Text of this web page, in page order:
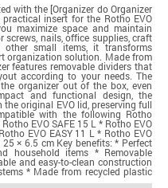
with the [Organizer do Organizer
insert for the Rotho EVO
maximize space and maintain
screws, nails, office supplies, craft
other small items, it transforms
organization solution. Made from
features removable dividers that
according to your needs. The
organizer out of the box, even
and functional design, the
original EVO lid, preserving full
with the following Rotho
EVO SAFE 15 L * Rotho EVO
EVO EASY 11 L * Rotho EVO
× 6.5 cm Key benefits: * Perfect
household items * Removable
and easy-to-clean construction
* Made from recycled plastic